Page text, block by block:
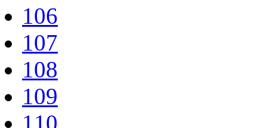
106
107
108
109
110